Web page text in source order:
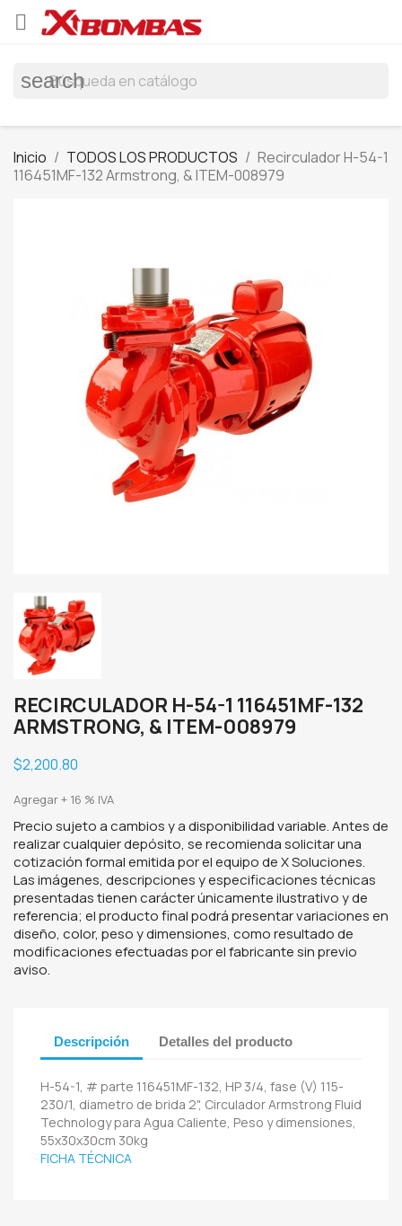

search
Inicio TODOS LOS PRODUCTOS
Recirculador H-54-1
116451MF-132 Armstrong, & ITEM-008979
RECIRCULADOR H-54-1 116451MF-132
ARMSTRONG, & ITEM-008979
$2,200.80
Agregar + 16 % IVA
Precio sujeto a cambios y a disponibilidad variable. Antes de
realizar cualquier depósito, se recomienda solicitar una
cotización formal emitida por el equipo de X Soluciones.
Las imágenes, descripciones y especificaciones técnicas
presentadas tienen carácter únicamente ilustrativo y de
referencia; el producto final podrá presentar variaciones en
diseño, color, peso y dimensiones, como resultado de
modificaciones efectuadas por el fabricante sin previo
aviso.
Descripción Detalles del producto
H-54-1, # parte 116451MF-132, HP 3/4, fase (V) 115-
230/1, diametro de brida 2", Circulador Armstrong Fluid
Technology para Agua Caliente, Peso y dimensiones,
55x30x30cm 30kg
FICHA TÉCNICA